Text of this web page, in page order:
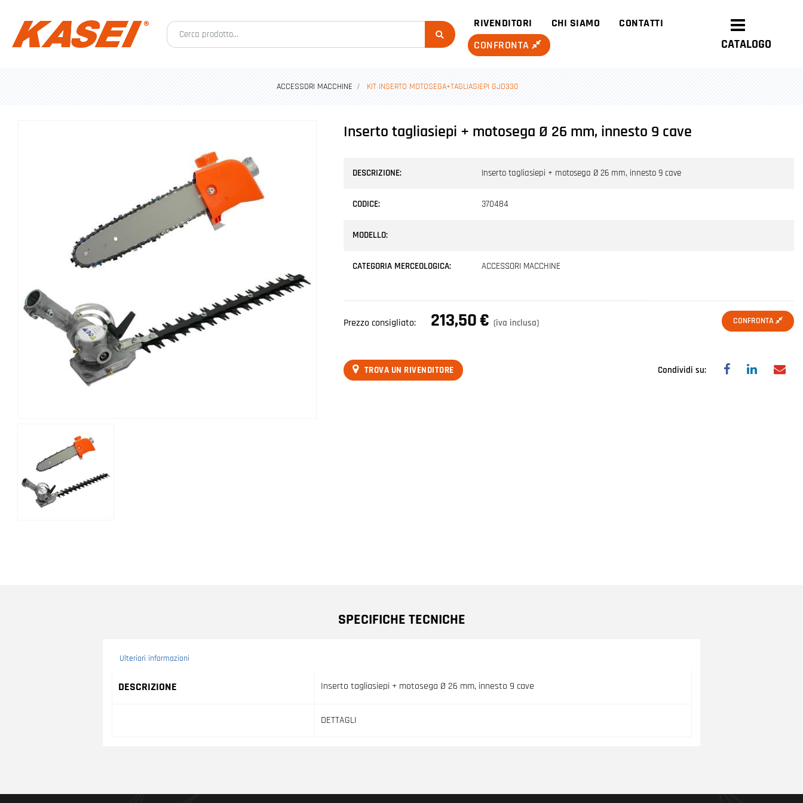
RIVENDITORI CHI SIAMO
CONTATTI
CONFRONTA
CATALOGO
ACCESSORI MACCHINE KIT INSERTO MOTOSEGA+TAGLIASIEPI GJD330
Inserto tagliasiepi + motosega Ø 26 mm, innesto 9 cave
DESCRIZIONE: Inserto tagliasiepi + motosega Ø 26 mm, innesto 9 cave
CODICE: 370484
MODELLO:
CATEGORIA MERCEOLOGICA: ACCESSORI MACCHINE
Prezzo consigliato: 213,50€ (iva inclusa) CONFRONTA
TROVA UN RIVENDITORE Condividi su:
SPECIFICHE TECNICHE
Ulteriori informazioni
Ulteriori informazioni
DESCRIZIONE Inserto tagliasiepi + motosega Ø 26 mm, innesto 9 cave
DETTAGLI